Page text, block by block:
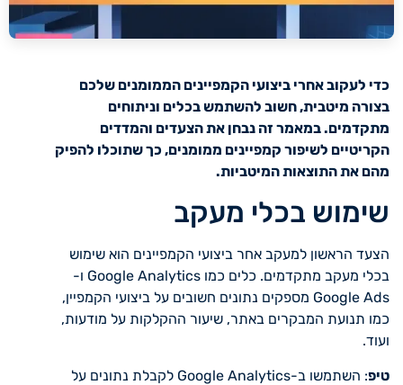
כדי לעקוב אחרי ביצועי הקמפיינים הממומנים שלכם
בצורה מיטבית, חשוב להשתמש בכלים וניתוחים
מתקדמים. במאמר זה נבחן את הצעדים והמדדים
הקריטיים לשיפור קמפיינים ממומנים, כך שתוכלו להפיק
מהם את התוצאות המיטביות.
שימוש בכלי מעקב
הצעד הראשון למעקב אחר ביצועי הקמפיינים הוא שימוש
בכלי מעקב מתקדמים. כלים כמו Google Analytics ו-
Google Ads מספקים נתונים חשובים על ביצועי הקמפיין,
כמו תנועת המבקרים באתר, שיעור ההקלקות על מודעות,
ועוד.
טיפ
: השתמשו ב-Google Analytics לקבלת נתונים על